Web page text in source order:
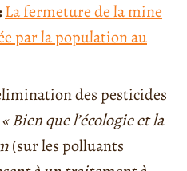
La fermeture de la mine
par la population au
des pesticides
« Bien que l’écologie et la
(sur les polluants